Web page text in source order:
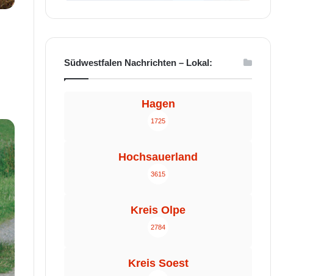
Südwestfalen Nachrichten – Lokal:
Hagen
1725
Hochsauerland
3615
Kreis Olpe
2784
Kreis Soest